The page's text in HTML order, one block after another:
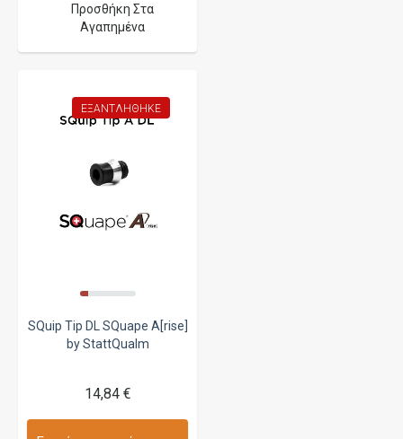
Προσθήκη Στα
Αγαπημένα
ΕΞΑΝΤΛΉΘΗΚΕ
SQuip Tip DL SQuape A[rise]
by StattQualm
14,84 €